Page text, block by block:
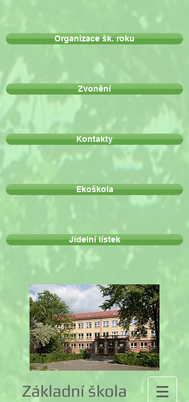
Organizace šk. roku
Zvonění
Kontakty
Ekoškola
Jídelní lístek
Základní škola